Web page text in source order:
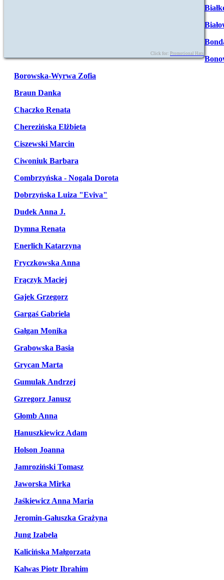
Click for: Promotional Hats
Borowska-Wyrwa Zofia
Braun Danka
Chaczko Renata
Cherezińska Elżbieta
Ciszewski Marcin
Ciwoniuk Barbara
Combrzyńska - Nogala Dorota
Dobrzyńska Luiza "Eviva"
Dudek Anna J.
Dymna Renata
Enerlich Katarzyna
Fryczkowska Anna
Frączyk Maciej
Gajek Grzegorz
Gargaś Gabriela
Gałgan Monika
Grabowska Basia
Grycan Marta
Gumulak Andrzej
Gzregorz Janusz
Głomb Anna
Hanuszkiewicz Adam
Holson Joanna
Jamroziński Tomasz
Jaworska Mirka
Jaśkiewicz Anna Maria
Jeromin-Gałuszka Grażyna
Jung Izabela
Kalicińska Małgorzata
Kalwas Piotr Ibrahim